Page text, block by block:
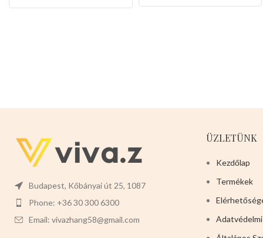
Budapest, Kőbányai út 25, 1087
Phone: +36 30 300 6300
Email: vivazhang58@gmail.com
ÜZLETÜNK
Kezdőlap
Termékek